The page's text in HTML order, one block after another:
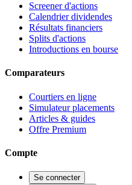
Screener d'actions
Calendrier dividendes
Résultats financiers
Splits d'actions
Introductions en bourse
Comparateurs
Courtiers en ligne
Simulateur placements
Articles & guides
Offre Premium
Compte
Se connecter